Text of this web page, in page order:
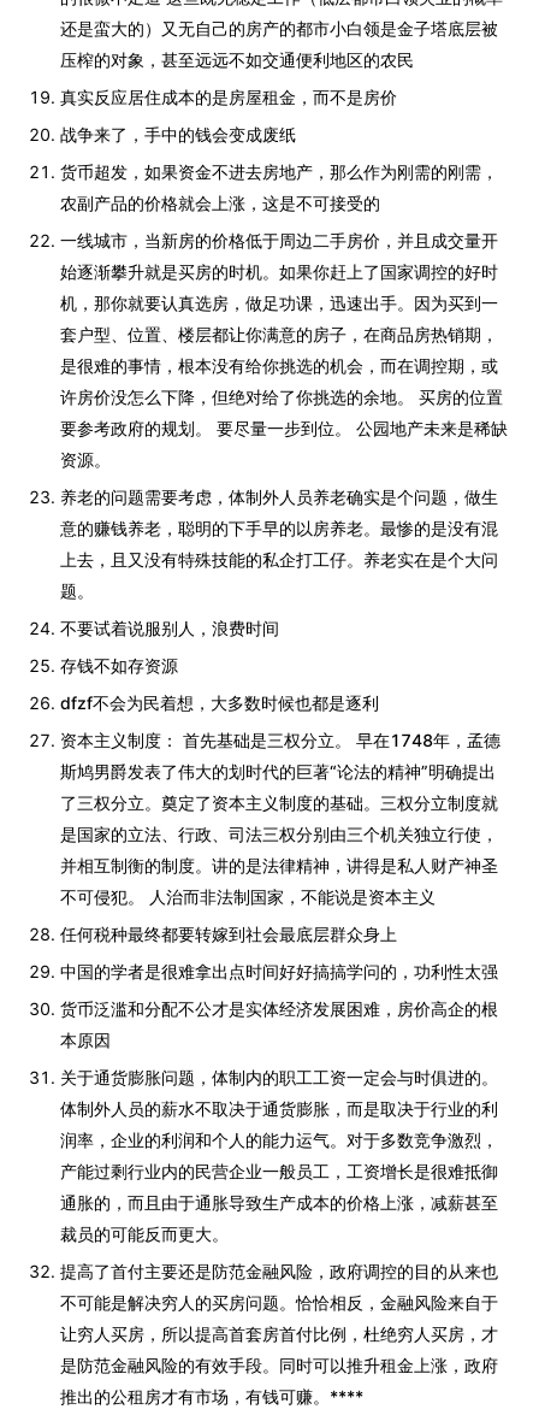
还是蛮大的）又无自己的房产的都市小白领是金子塔底层被
压榨的对象，甚至远远不如交通便利地区的农民
真实反应居住成本的是房屋租金，而不是房价
战争来了，手中的钱会变成废纸
货币超发，如果资金不进去房地产，那么作为刚需的刚需，
农副产品的价格就会上涨，这是不可接受的
一线城市，当新房的价格低于周边二手房价，并且成交量开
始逐渐攀升就是买房的时机。如果你赶上了国家调控的好时
机，那你就要认真选房，做足功课，迅速出手。因为买到一
套户型、位置、楼层都让你满意的房子，在商品房热销期，
是很难的事情，根本没有给你挑选的机会，而在调控期，或
许房价没怎么下降，但绝对给了你挑选的余地。 买房的位置
要参考政府的规划。 要尽量一步到位。 公园地产未来是稀缺
资源。
养老的问题需要考虑，体制外人员养老确实是个问题，做生
意的赚钱养老，聪明的下手早的以房养老。最惨的是没有混
上去，且又没有特殊技能的私企打工仔。养老实在是个大问
题。
不要试着说服别人，浪费时间
存钱不如存资源
dfzf不会为民着想，大多数时候也都是逐利
资本主义制度： 首先基础是三权分立。 早在1748年，孟德
斯鸠男爵发表了伟大的划时代的巨著“论法的精神”明确提出
了三权分立。奠定了资本主义制度的基础。三权分立制度就
是国家的立法、行政、司法三权分别由三个机关独立行使，
并相互制衡的制度。讲的是法律精神，讲得是私人财产神圣
不可侵犯。 人治而非法制国家，不能说是资本主义
任何税种最终都要转嫁到社会最底层群众身上
中国的学者是很难拿出点时间好好搞搞学问的，功利性太强
货币泛滥和分配不公才是实体经济发展困难，房价高企的根
本原因
关于通货膨胀问题，体制内的职工工资一定会与时俱进的。
体制外人员的薪水不取决于通货膨胀，而是取决于行业的利
润率，企业的利润和个人的能力运气。对于多数竞争激烈，
产能过剩行业内的民营企业一般员工，工资增长是很难抵御
通胀的，而且由于通胀导致生产成本的价格上涨，减薪甚至
裁员的可能反而更大。
提高了首付主要还是防范金融风险，政府调控的目的从来也
不可能是解决穷人的买房问题。恰恰相反，金融风险来自于
让穷人买房，所以提高首套房首付比例，杜绝穷人买房，才
是防范金融风险的有效手段。同时可以推升租金上涨，政府
推出的公租房才有市场，有钱可赚。****